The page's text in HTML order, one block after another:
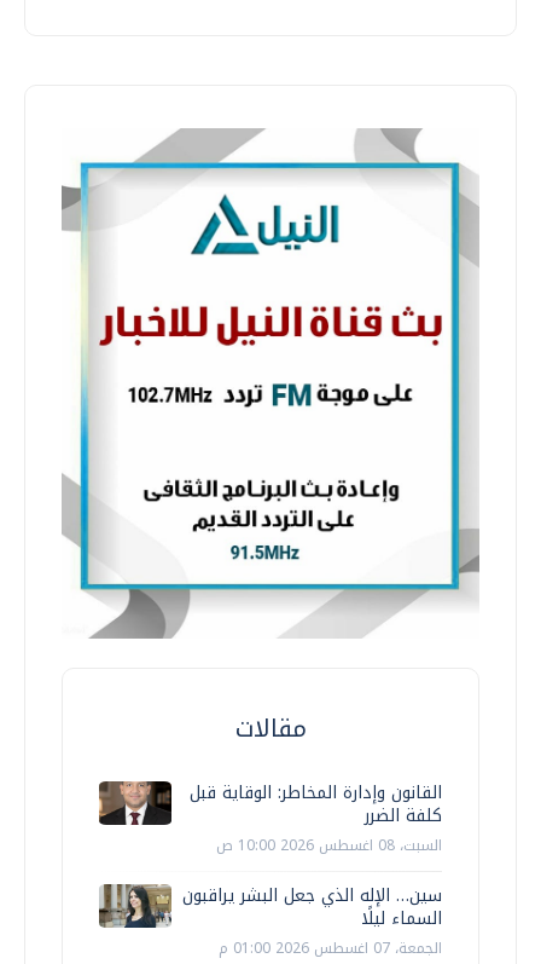
مقالات
القانون وإدارة المخاطر: الوقاية قبل
كلفة الضرر
السبت، 08 اغسطس 2026 10:00 ص
سين… الإله الذي جعل البشر يراقبون
السماء ليلًا
الجمعة، 07 اغسطس 2026 01:00 م